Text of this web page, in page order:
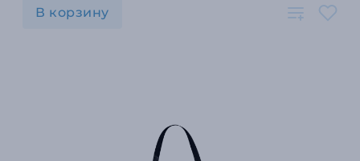
В корзину